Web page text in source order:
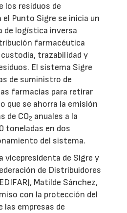
los residuos de
Punto Sigre se inicia un
de logística inversa
farmacéutica
trazabilidad y
El sistema Sigre
de suministro de
farmacias para retirar
que se ahorra la emisión
de CO2 anuales a la
toneladas en dos
del sistema.
vicepresidenta de Sigre y
de Distribuidores
Matilde Sánchez,
con la protección del
las empresas de